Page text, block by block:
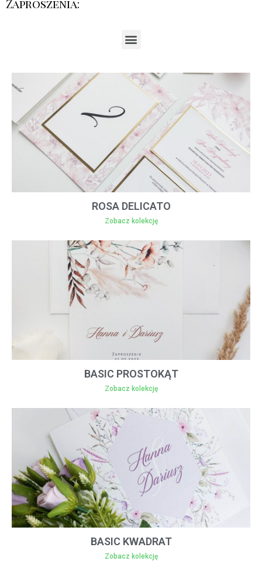
Zaproszenia:
ROSA DELICATO
Zobacz kolekcję
BASIC PROSTOKĄT
Zobacz kolekcję
BASIC KWADRAT
Zobacz kolekcję